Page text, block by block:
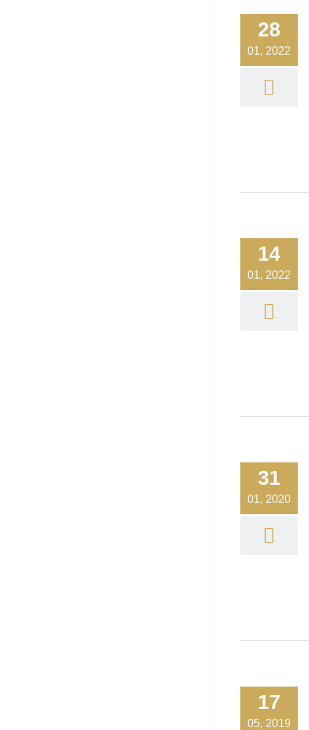
28
01, 2022
14
01, 2022
31
01, 2020
17
05, 2019